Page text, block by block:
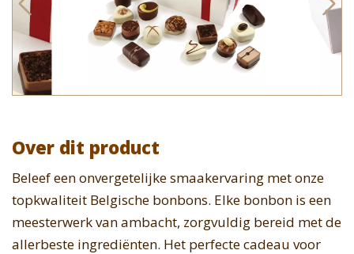
Over dit product
Beleef een onvergetelijke smaakervaring met onze
topkwaliteit Belgische bonbons. Elke bonbon is een
meesterwerk van ambacht, zorgvuldig bereid met de
allerbeste ingrediënten. Het perfecte cadeau voor